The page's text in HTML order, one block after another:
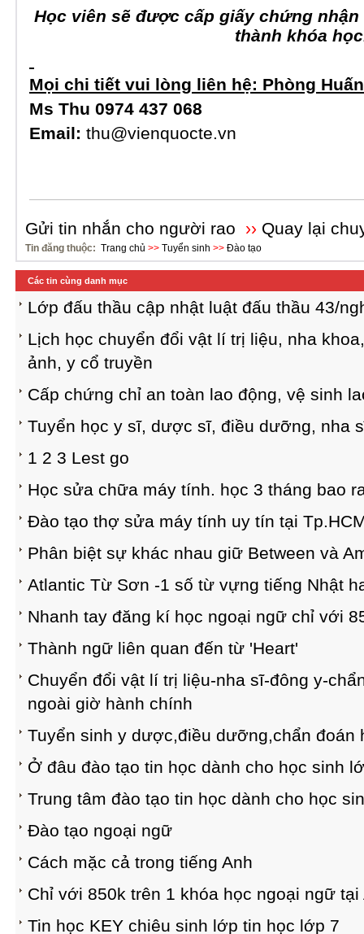
Học viên sẽ được cấp giấy chứng
thành khóa
Mọi chi tiết vui lòng liên hệ: Phòng
Ms Thu 0974 437 068
Email: thu@vienquocte.vn
Gửi tin nhắn cho người rao ›› Quay lại
Tin đăng thuộc: Trang chủ >> Tuyển sinh >> Đào tạo
Các tin cùng danh mục
Lớp đấu thầu cập nhật luật đấu thầu 43/
Lịch học chuyển đổi vật lí trị liệu, nha
ảnh, y cổ truyền
Cấp chứng chỉ an toàn lao động, vệ sinh
Tuyển học y sĩ, dược sĩ, điều dưỡng, nha
1 2 3 Lest go
Học sửa chữa máy tính. học 3 tháng bao
Đào tạo thợ sửa máy tính uy tín tại
Phân biệt sự khác nhau giữ Between và
Atlantic Từ Sơn -1 số từ vựng tiếng Nhật
Nhanh tay đăng kí học ngoại ngữ chỉ với
Thành ngữ liên quan đến từ 'Heart'
Chuyển đổi vật lí trị liệu-nha sĩ-đông y-
ngoài giờ hành chính
Tuyển sinh y dược,điều dưỡng,chẩn đoán
Ở đâu đào tạo tin học dành cho học sinh
Trung tâm đào tạo tin học dành cho học
Đào tạo ngoại ngữ
Cách mặc cả trong tiếng Anh
Chỉ với 850k trên 1 khóa học ngoại ngữ tại
Tin học KEY chiêu sinh lớp tin học lớp 7